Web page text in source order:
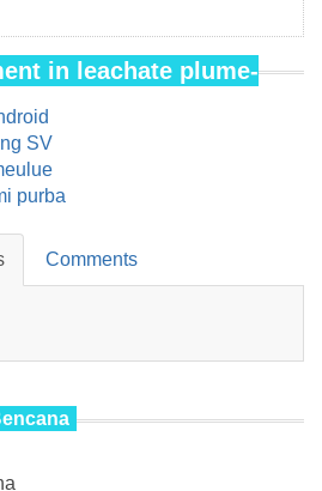
in leachate plume-
Comments